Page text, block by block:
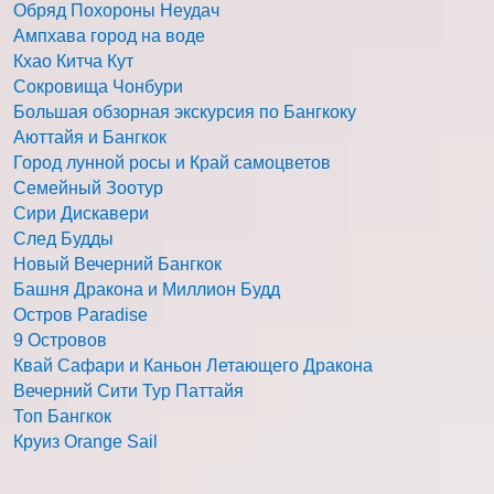
Обряд Похороны Неудач
Ампхава город на воде
Кхао Китча Кут
Сокровища Чонбури
Большая обзорная экскурсия по Бангкоку
Аюттайя и Бангкок
Город лунной росы и Край самоцветов
Семейный Зоотур
Сири Дискавери
След Будды
Новый Вечерний Бангкок
Башня Дракона и Миллион Будд
Остров Paradise
9 Островов
Квай Сафари и Каньон Летающего Дракона
Вечерний Сити Тур Паттайя
Топ Бангкок
Круиз Orange Sail